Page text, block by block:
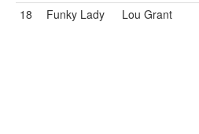
18
Funky Lady Lou Grant